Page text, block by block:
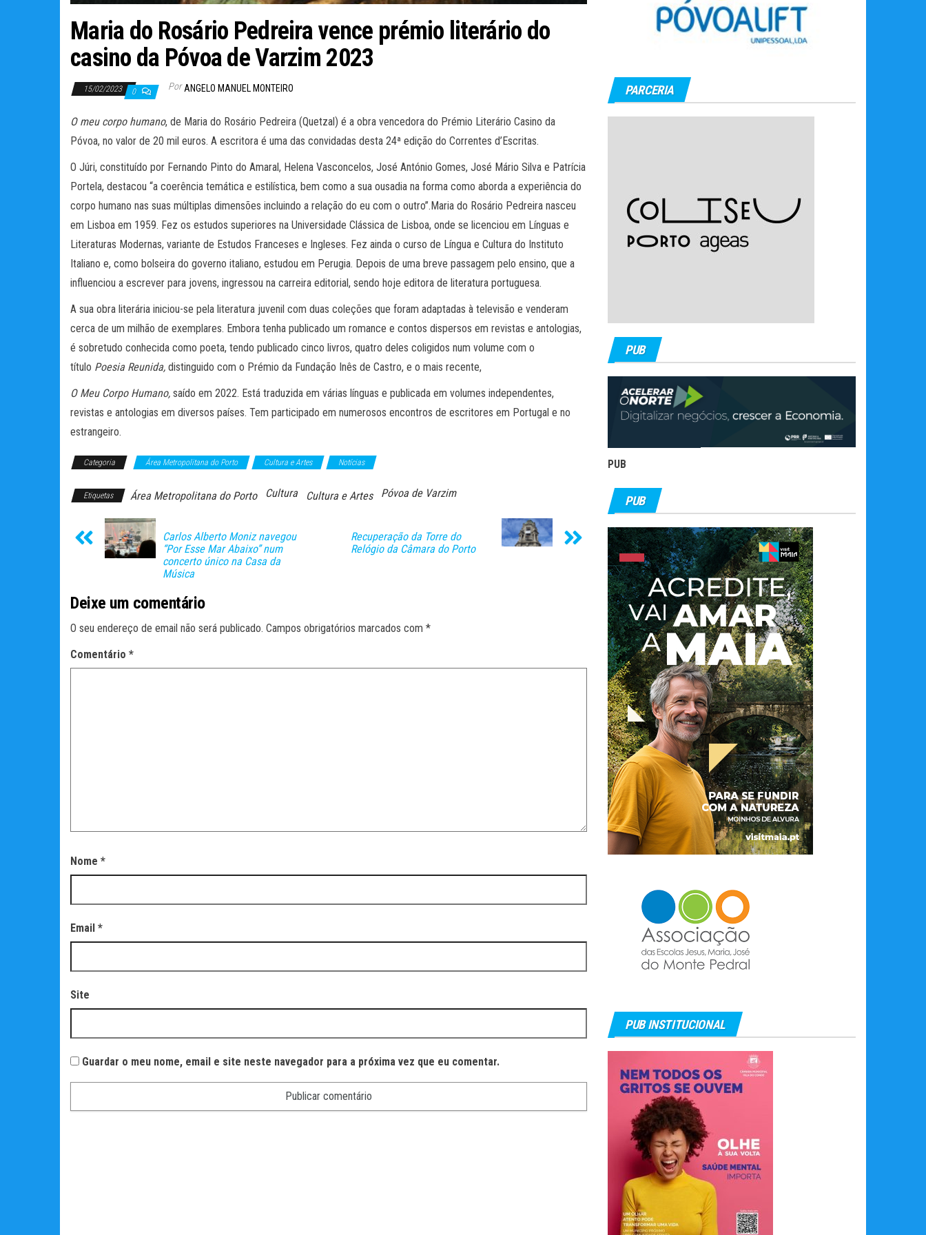
Maria do Rosário Pedreira vence prémio literário do
casino da Póvoa de Varzim 2023
15/02/2023 0 Por ANGELO MANUEL MONTEIRO
O meu corpo humano, de Maria do Rosário Pedreira (Quetzal) é a obra vencedora do Prémio Literário Casino da
Póvoa, no valor de 20 mil euros. A escritora é uma das convidadas desta 24ª edição do Correntes d’Escritas.
O Júri, constituído por Fernando Pinto do Amaral, Helena Vasconcelos, José António Gomes, José Mário Silva e Patrícia
Portela, destacou “a coerência temática e estilística, bem como a sua ousadia na forma como aborda a experiência do
corpo humano nas suas múltiplas dimensões incluindo a relação do eu com o outro”.Maria do Rosário Pedreira nasceu
em Lisboa em 1959. Fez os estudos superiores na Universidade Clássica de Lisboa, onde se licenciou em Línguas e
Literaturas Modernas, variante de Estudos Franceses e Ingleses. Fez ainda o curso de Língua e Cultura do Instituto
Italiano e, como bolseira do governo italiano, estudou em Perugia. Depois de uma breve passagem pelo ensino, que a
influenciou a escrever para jovens, ingressou na carreira editorial, sendo hoje editora de literatura portuguesa.
A sua obra literária iniciou-se pela literatura juvenil com duas coleções que foram adaptadas à televisão e venderam
cerca de um milhão de exemplares. Embora tenha publicado um romance e contos dispersos em revistas e antologias,
é sobretudo conhecida como poeta, tendo publicado cinco livros, quatro deles coligidos num volume com o
título Poesia Reunida, distinguido com o Prémio da Fundação Inês de Castro, e o mais recente,
O Meu Corpo Humano, saído em 2022. Está traduzida em várias línguas e publicada em volumes independentes,
revistas e antologias em diversos países. Tem participado em numerosos encontros de escritores em Portugal e no
estrangeiro.
Categoria Área Metropolitana do Porto Cultura e Artes Notícias
Etiquetas Área Metropolitana do Porto Cultura Cultura e Artes Póvoa de Varzim
Carlos Alberto Moniz navegou
“Por Esse Mar Abaixo” num
concerto único na Casa da
Música
Recuperação da Torre do
Relógio da Câmara do Porto
Deixe um comentário
O seu endereço de email não será publicado. Campos obrigatórios marcados com *
Comentário *
Nome *
Email *
Site
Guardar o meu nome, email e site neste navegador para a próxima vez que eu comentar.
PARCERIA
PUB
PUB
PUB
PUB INSTITUCIONAL